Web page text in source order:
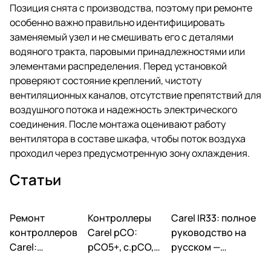
Позиция снята с производства, поэтому при ремонте
особенно важно правильно идентифицировать
заменяемый узел и не смешивать его с деталями
водяного тракта, паровыми принадлежностями или
элементами распределения. Перед установкой
проверяют состояние креплений, чистоту
вентиляционных каналов, отсутствие препятствий для
воздушного потока и надежность электрического
соединения. После монтажа оценивают работу
вентилятора в составе шкафа, чтобы поток воздуха
проходил через предусмотренную зону охлаждения.
Статьи
Автоматика и
контроллеры
Ремонт
контроллеров
Carel:
Автоматика и
контроллеры
Контроллеры
Carel pCO:
pCO5+, c.pCO,
Автоматика и
контроллеры
Carel IR33: полное
руководство на
русском —